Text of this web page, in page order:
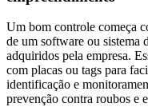
Um bom controle começa
de um software ou sistema
adquiridos pela empresa.
com placas ou tags para
identificação e
prevenção contra roubos e